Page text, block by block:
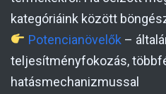
kategóriáink között
Potencianövelők –
teljesítményfokozás,
hatásmechanizmussal